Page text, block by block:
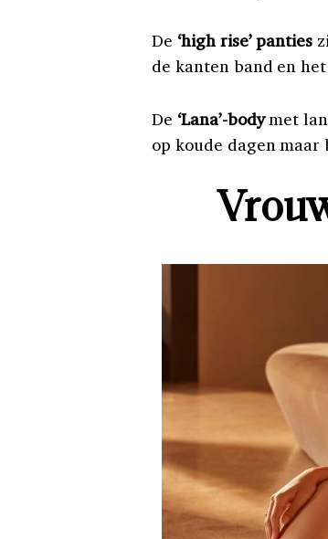
De ‘high rise’ panties
de kanten band en
De ‘Lana’-bodymet
op koude dagen